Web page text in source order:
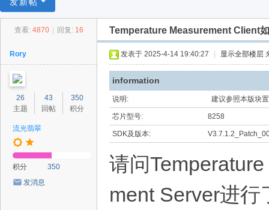
凌
查看: 4870 回复: 16 Temperature Measurement Client
Rory
26
主题
43
回帖
350
积分
流光翡翠
积分
350
发消息
发表于 2025-4-14 19:40:27 显示全部楼层
information
说明: 建议参照本版块
芯片型号: 8258
SDK及版本:
请问
ment Server进